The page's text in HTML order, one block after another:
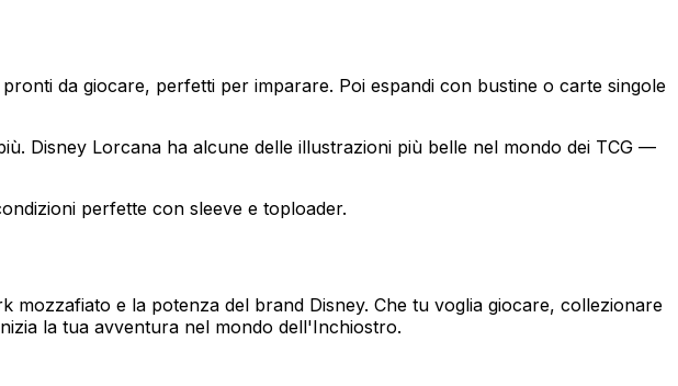
da giocare, perfetti per imparare. Poi espandi con bustine o carte singole
Disney Lorcana ha alcune delle illustrazioni più belle nel mondo dei TCG —
perfette con sleeve e toploader.
e la potenza del brand Disney. Che tu voglia giocare, collezionare
la tua avventura nel mondo dell'Inchiostro.